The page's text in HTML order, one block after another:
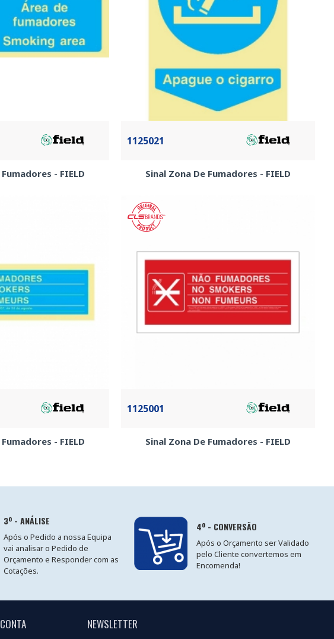
- FIELD
1125021
Sinal Zona De Fumadores - FIELD
- FIELD
1125001
Sinal Zona De Fumadores - FIELD
3º - ANÁLISE
Após o Pedido a nossa Equipa
vai analisar o Pedido de
Orçamento e Responder com as
Cotações.
4º - CONVERSÃO
Após o Orçamento ser Validado
pelo Cliente convertemos em
Encomenda!
NEWSLETTER